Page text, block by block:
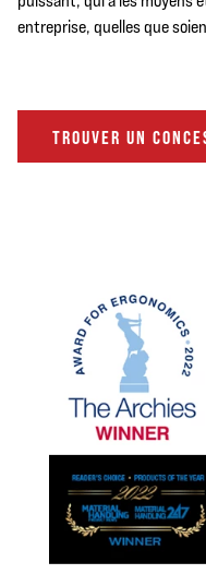
entreprise, quelles que
TROUVER UN